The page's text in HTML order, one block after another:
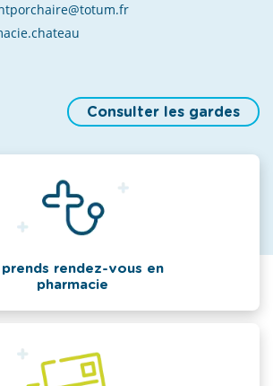
Consulter les gardes
rendez-vous en
pharmacie